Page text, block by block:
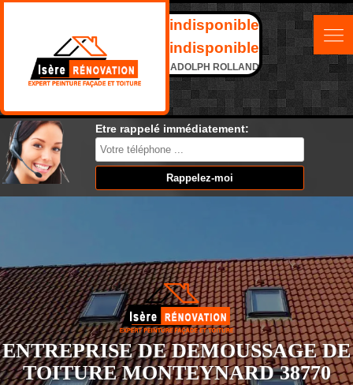
indisponible
indisponible
ADOLPH ROLLAND
Etre rappelé immédiatement:
ENTREPRISE DE DEMOUSSAGE DE
TOITURE MONTEYNARD 38770